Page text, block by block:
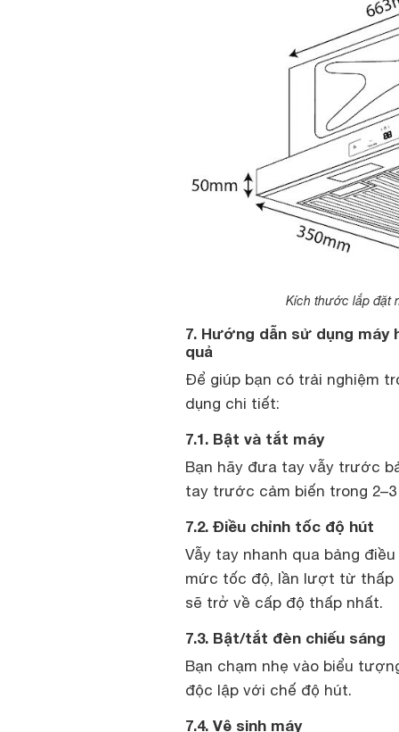
Kích thước lắp đặt
7. Hướng dẫn sử dụng máy
quả
Để giúp bạn có trải nghiệm
dụng chi tiết:
7.1. Bật và tắt máy
Bạn hãy đưa tay vẫy trước
tay trước cảm biến trong
7.2. Điều chỉnh tốc độ hút
Vẫy tay nhanh qua bảng
mức tốc độ, lần lượt từ thấp
sẽ trở về cấp độ thấp nhất.
7.3. Bật/tắt đèn chiếu sáng
Bạn chạm nhẹ vào biểu
độc lập với chế độ hút.
7.4. Vệ sinh máy